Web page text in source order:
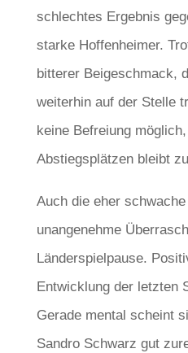
schlechtes Ergebnis
starke Hoffenheimer.
bitterer Beigeschmack,
weiterhin auf der Stelle
keine Befreiung
Abstiegsplätzen bleibt
Auch die eher
unangenehme
Länderspielpause.
Entwicklung der letzten
Gerade mental scheint
Sandro Schwarz gut